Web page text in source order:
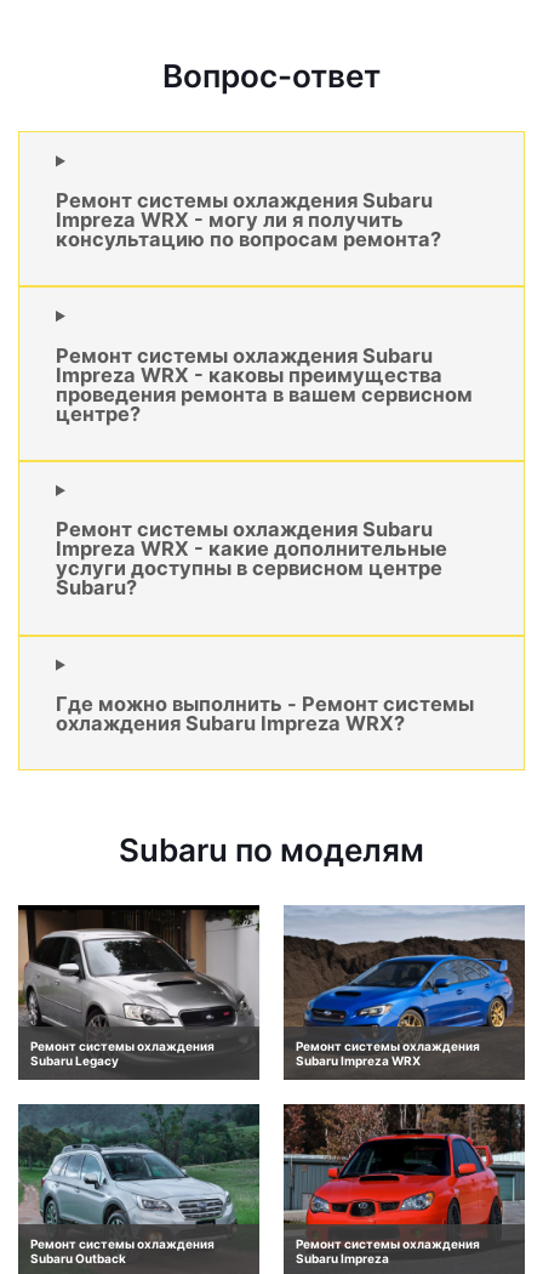
Вопрос-ответ
Ремонт системы охлаждения Subaru
Impreza WRX - могу ли я получить
консультацию по вопросам ремонта?
Ремонт системы охлаждения Subaru
Impreza WRX - каковы преимущества
проведения ремонта в вашем сервисном
центре?
Ремонт системы охлаждения Subaru
Impreza WRX - какие дополнительные
услуги доступны в сервисном центре
Subaru?
Где можно выполнить - Ремонт системы
охлаждения Subaru Impreza WRX?
Subaru по моделям
Ремонт системы охлаждения
Subaru Legacy
Ремонт системы охлаждения
Subaru Impreza WRX
Ремонт системы охлаждения
Subaru Outback
Ремонт системы охлаждения
Subaru Impreza